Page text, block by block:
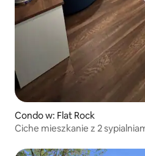
Condo w: Flat Rock
Ciche mieszkanie z 2